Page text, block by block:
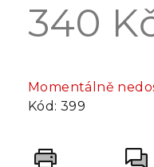
340
cena:
Momentálně
Kód: 399